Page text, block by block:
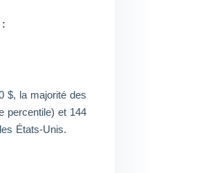
:
$, la majorité des
percentile) et 144
États-Unis.